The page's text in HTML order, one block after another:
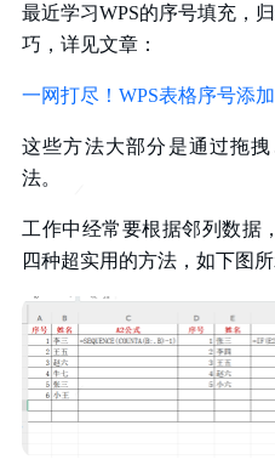
最近学习WPS的序号填充，
巧，详见文章：
一网打尽！WPS表格序号添
这些方法大部分是通过拖
法。
工作中经常要根据邻列数据
四种超实用的方法，如下图所